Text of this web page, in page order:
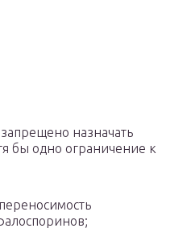
назначать
бы одно ограничение к